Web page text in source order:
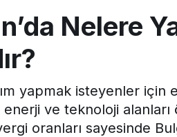
Nelere
yapmak isteyenler için
ve teknoloji alanları
oranları sayesinde